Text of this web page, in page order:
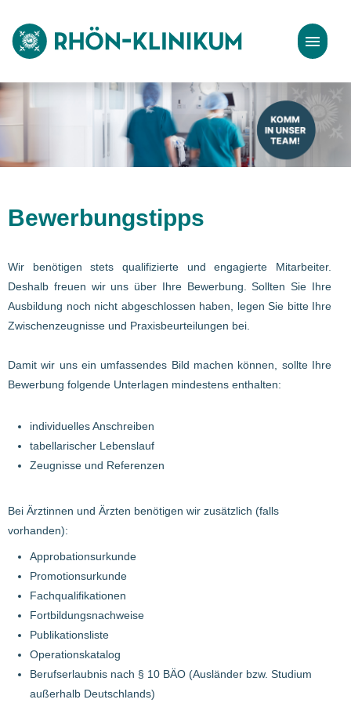
Stellenangebote
Bewerbungstipps
Bewerbungstipps
Wir benötigen stets qualifizierte und engagierte Mitarbeiter.
Deshalb freuen wir uns über Ihre Bewerbung. Sollten Sie Ihre
Ausbildung noch nicht abgeschlossen haben, legen Sie bitte Ihre
Zwischenzeugnisse und Praxisbeurteilungen bei.
Damit wir uns ein umfassendes Bild machen können, sollte Ihre
Bewerbung folgende Unterlagen mindestens enthalten:
individuelles Anschreiben
tabellarischer Lebenslauf
Zeugnisse und Referenzen
Bei Ärztinnen und Ärzten benötigen wir zusätzlich (falls
vorhanden):
Approbationsurkunde
Promotionsurkunde
Fachqualifikationen
Fortbildungsnachweise
Publikationsliste
Operationskatalog
Berufserlaubnis nach § 10 BÄO (Ausländer bzw. Studium
außerhalb Deutschlands)